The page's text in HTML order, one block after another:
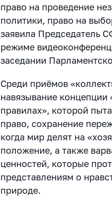
право на проведение
политики, право на
заявила Председатель
режиме
заседании
Среди приёмов
навязывание
правилах», которой
право, сохранение
когда мир делят на
положение, а также
ценностей, которые
представлениям о
природе.